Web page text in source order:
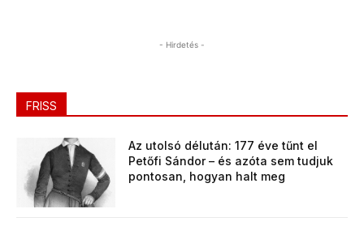
- Hirdetés -
FRISS
Az utolsó délután: 177 éve tűnt el
Petőfi Sándor – és azóta sem tudjuk
pontosan, hogyan halt meg